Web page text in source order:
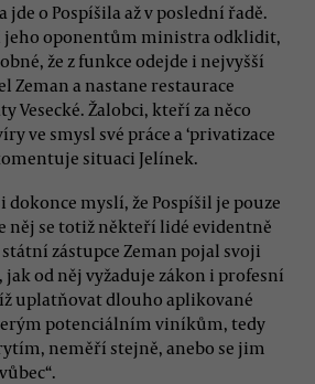
jde o Pospíšila až v poslední řadě.
jeho oponentům ministra odklidit,
že z funkce odejde i nejvyšší
Zeman a nastane restaurace
Vesecké. Žalobci, kteří za něco
ve smysl své práce a ‘privatizace
situaci Jelínek.
dokonce myslí, že Pospíšil je pouze
něj se totiž někteří lidé evidentně
zástupce Zeman pojal svoji
od něj vyžaduje zákon i profesní
uplatňovat dlouho aplikované
potenciálním viníkům, tedy
neměří stejně, anebo se jim